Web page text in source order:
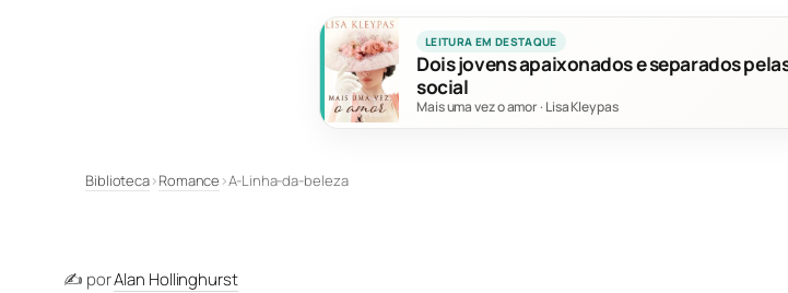
LEITURA EM DESTAQUE
Dois jovens apaixonados e separados
social
Mais uma vez o amor · Lisa Kleypas
Biblioteca›Romance ›A-Linha-da-beleza
✍️ porAlan Hollinghurst